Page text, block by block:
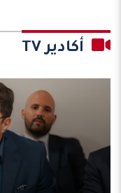
أكادير TV